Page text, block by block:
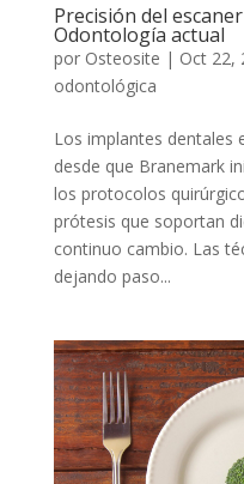
Precisión del
Odontología actual
por Osteosite | Oct 22,
odontológica
Los implantes dentales
desde que Branemark
los protocolos
prótesis que soportan
continuo cambio. Las
dejando paso...